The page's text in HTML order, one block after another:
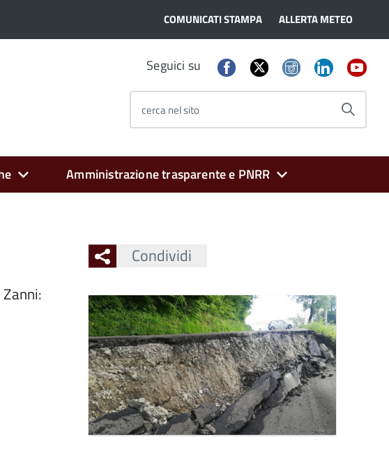
COMUNICATI STAMPA ALLERTA METEO
Seguici su
cerca nel sito
Amministrazione trasparente e PNRR
Condividi
Ingrandisci
l'immagine